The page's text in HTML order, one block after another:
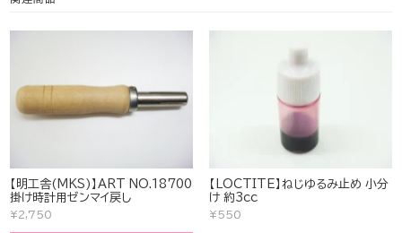
【明工舎(MKS)】ART NO.18700
掛け時計用ゼンマイ戻し
¥2,750
【LOCTITE】ねじゆるみ止め 小分
け 約3cc
¥550